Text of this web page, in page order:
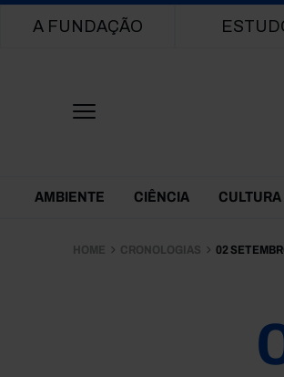
Main navigation
A FUNDAÇÃO
Themes Menu
AMBIENTE CIÊNCIA CULTURA
HOME CRONOLOGIAS 02